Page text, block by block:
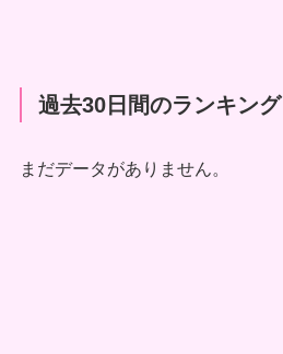
過去30日間のランキング
まだデータがありません。